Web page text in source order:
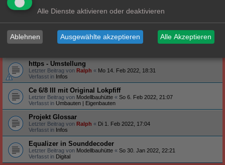
Arduino - habt ihr schon Erfahrung gemacht?
Verfasst inTechnik
S-Bahn Triebwagen ET171/EM171 - BR471/871
Letzter Beitrag vonHammonia«Sa 19. Feb 2022, 23:39
https - Umstellung
Letzter Beitrag von Ralph « Mo 14. Feb 2022, 18:31
Verfasst in Infos
Ce 6/8 III mit Original Lokpfiff
Letzter Beitrag von Modellbauhütte « So 6. Feb 2022, 21:07
Verfasst in Umbauten | Eigenbauten
Projekt Glossar
Letzter Beitrag von Ralph « Di 1. Feb 2022, 17:04
Verfasst in Infos
Equalizer in Sounddecoder
Letzter Beitrag von Modellbauhütte « So 30. Jan 2022, 22:21
Verfasst in Digital
Alle Dienste aktivieren oder deaktivieren
Ablehnen Ausgewählte akzeptieren Alle Akzeptieren